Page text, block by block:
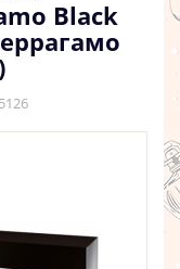
Black
5126